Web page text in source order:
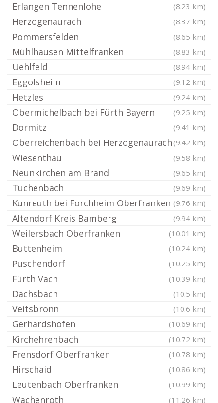
Erlangen Tennenlohe (8.23 km)
Herzogenaurach (8.37 km)
Pommersfelden (8.65 km)
Mühlhausen Mittelfranken (8.83 km)
Uehlfeld (8.94 km)
Eggolsheim (9.12 km)
Hetzles (9.24 km)
Obermichelbach bei Fürth Bayern (9.25 km)
Dormitz (9.41 km)
Oberreichenbach bei Herzogenaurach (9.42 km)
Wiesenthau (9.58 km)
Neunkirchen am Brand (9.65 km)
Tuchenbach (9.69 km)
Kunreuth bei Forchheim Oberfranken (9.76 km)
Altendorf Kreis Bamberg (9.94 km)
Weilersbach Oberfranken (10.01 km)
Buttenheim (10.24 km)
Puschendorf (10.25 km)
Fürth Vach (10.39 km)
Dachsbach (10.5 km)
Veitsbronn (10.6 km)
Gerhardshofen (10.69 km)
Kirchehrenbach (10.72 km)
Frensdorf Oberfranken (10.78 km)
Hirschaid (10.86 km)
Leutenbach Oberfranken (10.99 km)
Wachenroth (11.26 km)